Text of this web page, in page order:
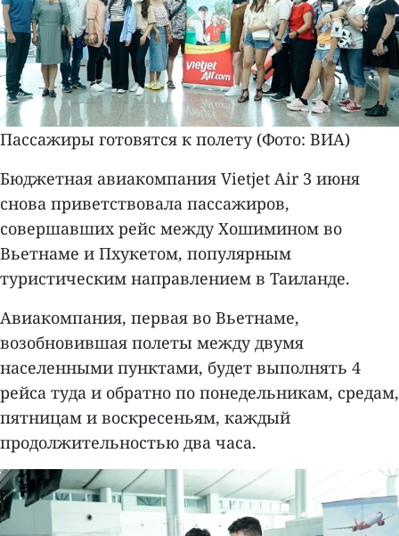
Пассажиры готовятся к полету (Фото: ВИА)
Бюджетная авиакомпания Vietjet Air 3 июня
снова приветствовала пассажиров,
совершавших рейс между Хошимином во
Вьетнаме и Пхукетом, популярным
туристическим направлением в Таиланде.
Авиакомпания, первая во Вьетнаме,
возобновившая полеты между двумя
населенными пунктами, будет выполнять 4
рейса туда и обратно по понедельникам, средам,
пятницам и воскресеньям, каждый
продолжительностью два часа.